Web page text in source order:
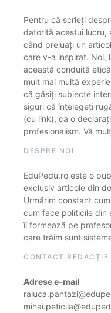
Pentru că scrieți
datorită acestui lucru,
când preluați un
care v-a inspirat. Noi,
această conduită
mult mai multă
că găsiți subiecte
siguri că înțelegeți
(cu link), ca o
profesionalism. Vă
DESPRE NOI
EduPedu.ro este o
exclusiv articole din
Urmărim constant
cum face politicile din
îi formează pe
care trăim sunt
CONTACT REDACȚIE
Adrese e-mail